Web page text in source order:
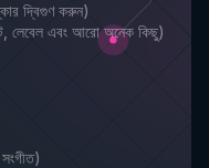
দ্বিগুণ করুন)
লেবেল এবং আরো অনেক কিছু)
)